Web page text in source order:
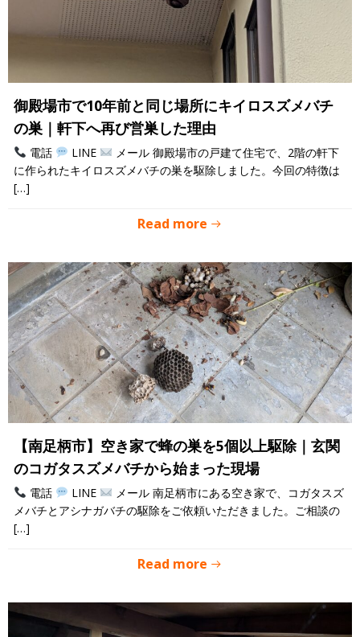
御殿場市で10年前と同じ場所にキイロスズメバチ
の巣｜軒下へ再び営巣した理由
電話 LINE
メール 御殿場市の戸建て住宅で、2階の軒下
に作られたキイロスズメバチの巣を駆除しました。今回の特徴は
[…]
Read more
【南足柄市】空き家で蜂の巣を5個以上駆除｜玄関
のコガタスズメバチから始まった現場
電話 LINE
メール 南足柄市にある空き家で、コガタスズ
メバチとアシナガバチの駆除をご依頼いただきました。ご相談の
[…]
Read more